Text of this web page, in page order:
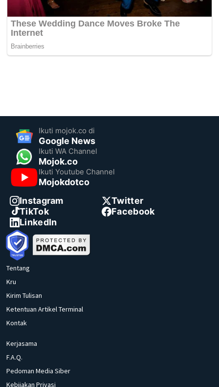
Ikuti mojok.co di
Google News
Ikuti WA Channel
Mojok.co
Ikuti Youtube Channel
Mojokdotco
Instagram
Twitter
TikTok
Facebook
LinkedIn
Tentang
Kru
Kirim Tulisan
Ketentuan Artikel Terminal
Kontak
Kerjasama
F.A.Q.
Pedoman Media Siber
Kebijakan Privasi